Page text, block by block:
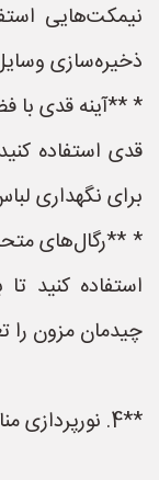
نیمکت‌هایی
ذخیره‌سازی
* **آینه قدی با
قدی استفاده
برای نگهداری
* **رگال‌های
استفاده کنید
چیدمان مزون را
**4. نورپردازی مناسب:**